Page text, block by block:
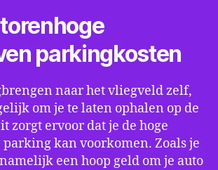
parkingkosten
naar het vliegveld zelf,
om je te laten ophalen op de
zorgt ervoor dat je de hoge
parking kan voorkomen. Zoals je
een hoop geld om je auto